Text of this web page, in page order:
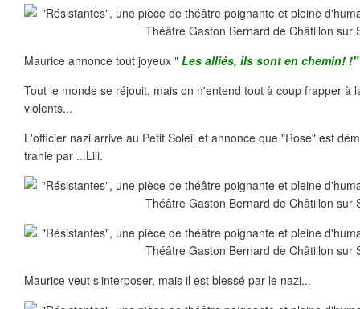
Maurice annonce tout joyeux " Les alliés, ils sont en chemin! !"
Tout le monde se réjouit, mais on n'entend tout à coup frapper à
violents...
L'officier nazi arrive au Petit Soleil et annonce que "Rose" est
trahie par ...Lili.
Maurice veut s'interposer, mais il est blessé par le nazi...